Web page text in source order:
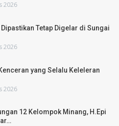
2026
Tetap Digelar di Sungai
2026
yang Selalu Keleleran
2026
12 Kelompok Minang, H.Epi